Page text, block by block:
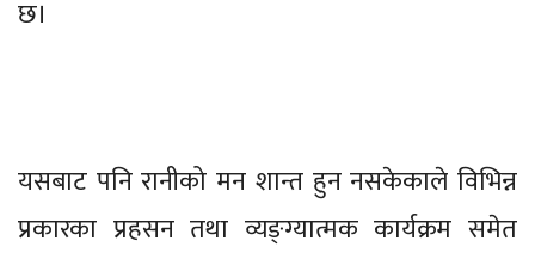
छ।
यसबाट पनि रानीको मन शान्त हुन नसकेकाले विभिन्न
प्रकारका प्रहसन तथा व्यङ्ग्यात्मक कार्यक्रम समेत